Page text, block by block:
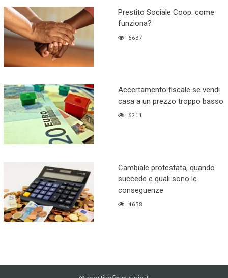
Prestito Sociale Coop: come
funziona?
6637
Accertamento fiscale se vendi
casa a un prezzo troppo basso
6211
Cambiale protestata, quando
succede e quali sono le
conseguenze
4638